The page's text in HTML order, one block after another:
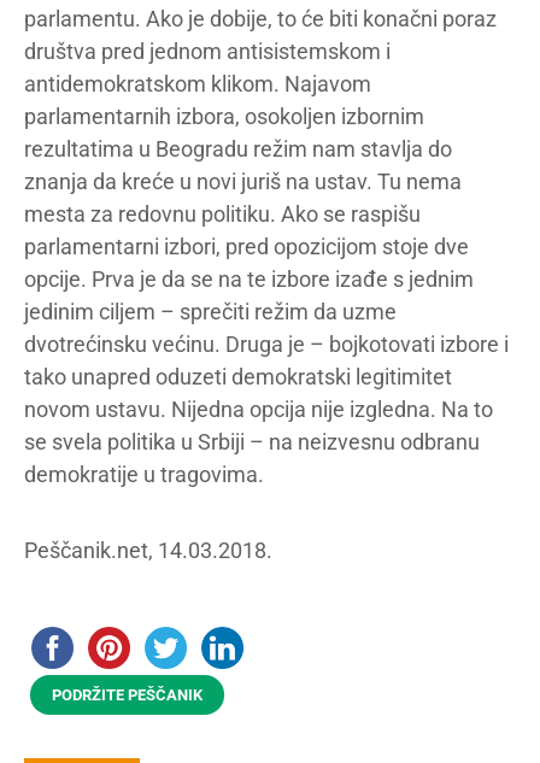
parlamentu. Ako je dobije, to će biti konačni poraz
društva pred jednom antisistemskom i
antidemokratskom klikom. Najavom
parlamentarnih izbora, osokoljen izbornim
rezultatima u Beogradu režim nam stavlja do
znanja da kreće u novi juriš na ustav. Tu nema
mesta za redovnu politiku. Ako se raspišu
parlamentarni izbori, pred opozicijom stoje dve
opcije. Prva je da se na te izbore izađe s jednim
jedinim ciljem – sprečiti režim da uzme
dvotrećinsku većinu. Druga je – bojkotovati izbore i
tako unapred oduzeti demokratski legitimitet
novom ustavu. Nijedna opcija nije izgledna. Na to
se svela politika u Srbiji – na neizvesnu odbranu
demokratije u tragovima.
Peščanik.net, 14.03.2018.
PODRŽITE PEŠČANIK